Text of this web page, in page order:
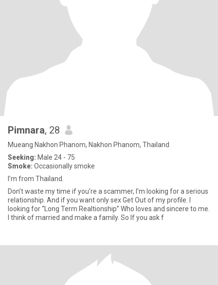
Pimnara, 28
Mueang Nakhon Phanom, Nakhon Phanom, Thailand
Seeking: Male 24 - 75
Smoke: Occasionally smoke
I’m from Thailand.
Don’t waste my time if you’re a scammer, I’m looking for a serious
relationship. And if you want only sex Get Out of my profile. I
looking for “Long Term Realtionship” Who loves and sincere to me.
I think of married and make a family. So If you ask f